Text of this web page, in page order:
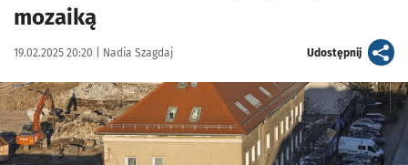
mozaiką
Data publikacji:
19.02.2025 20:20 | Autor:
Nadia Szagdaj Udostępnijartykuł
Kliknij, aby zobaczyć galerię